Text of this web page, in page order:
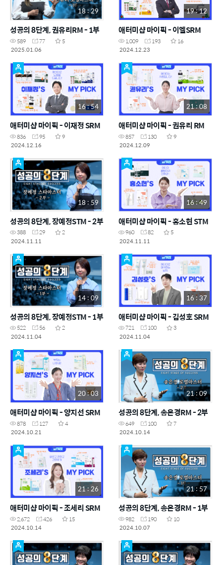
18 : 29
성공의 8단계, 권유리RM - 1부
589 77
5
2025.01.06
19 : 12
애터미샵 마이픽 - 이엘SRM
1,009 193
16
2024.12.23
16 : 54
애터미샵 마이픽 - 이재정 SRM
836 95
9
2024.12.16
21 : 08
애터미샵 마이픽 - 권유리 RM
857 130
9
2024.12.09
18 : 59
성공의 8단계, 장예정STM - 2부
388 29
2
2024.11.11
16 : 49
애터미샵 마이픽 - 홍소현 STM
960 82
5
2024.11.11
14 : 09
성공의 8단계, 장예정STM - 1부
522 56
2
2024.11.04
16 : 37
애터미샵 마이픽 - 김성호 SRM
721 100
3
2024.11.04
20 : 03
애터미샵 마이픽 - 양지선 SRM
878 127
4
2024.10.21
21 : 09
성공의 8단계, 송은경RM - 2부
649 100
7
2024.10.14
21 : 26
애터미샵 마이픽 - 조세리 SRM
2,672 426
15
2024.10.14
21 : 57
성공의 8단계, 송은경RM - 1부
982 190
10
2024.10.07